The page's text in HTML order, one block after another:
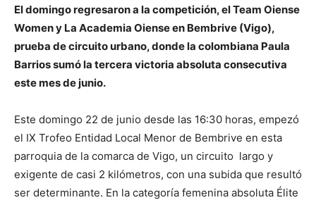
El domingo regresaron a la competición, el Team Oiense
Women y La Academia Oiense en Bembrive (Vigo),
prueba de circuito urbano, donde la colombiana Paula
Barrios sumó la tercera victoria absoluta consecutiva
este mes de junio.
Este domingo 22 de junio desde las 16:30 horas, empezó
el IX Trofeo Entidad Local Menor de Bembrive en esta
parroquia de la comarca de Vigo, un circuito largo y
exigente de casi 2 kilómetros, con una subida que resultó
ser determinante. En la categoría femenina absoluta Élite